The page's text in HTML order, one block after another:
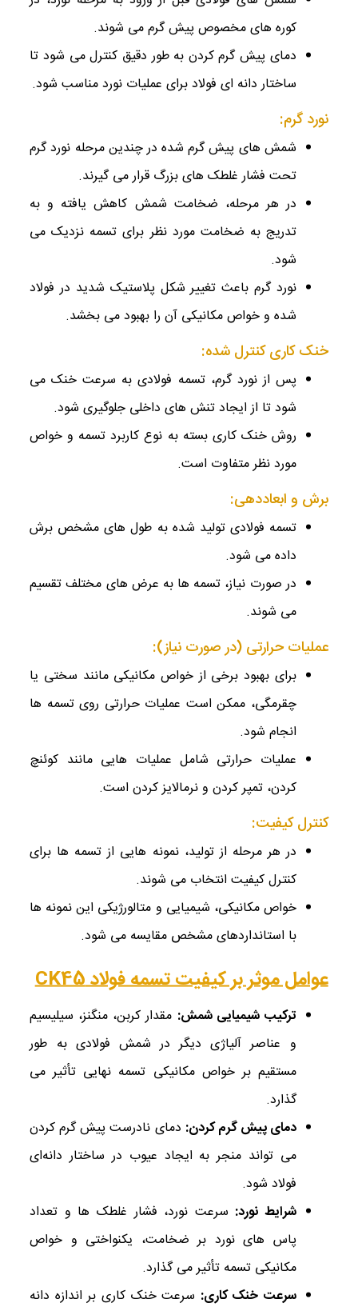
کوره ‌های مخصوص پیش گرم می‌ شوند.
دمای پیش گرم کردن به طور دقیق کنترل می ‌شود تا
ساختار دانه ‌ای فولاد برای عملیات نورد مناسب شود.
نورد گرم:
شمش‌ های پیش گرم شده در چندین مرحله نورد گرم
تحت فشار غلطک‌ های بزرگ قرار می ‌گیرند.
در هر مرحله، ضخامت شمش کاهش یافته و به
تدریج به ضخامت مورد نظر برای تسمه نزدیک می
‌شود.
نورد گرم باعث تغییر شکل پلاستیک شدید در فولاد
شده و خواص مکانیکی آن را بهبود می ‌بخشد.
خنک کاری کنترل شده:
پس از نورد گرم، تسمه فولادی به سرعت خنک می‌
شود تا از ایجاد تنش‌ های داخلی جلوگیری شود.
روش خنک کاری بسته به نوع کاربرد تسمه و خواص
مورد نظر متفاوت است.
برش و ابعاددهی:
تسمه فولادی تولید شده به طول ‌های مشخص برش
داده می ‌شود.
در صورت نیاز، تسمه‌ ها به عرض‌ های مختلف تقسیم
می‌ شوند.
عملیات حرارتی (در صورت نیاز):
برای بهبود برخی از خواص مکانیکی مانند سختی یا
چقرمگی، ممکن است عملیات حرارتی روی تسمه‌ ها
انجام شود.
عملیات حرارتی شامل عملیات‌ هایی مانند کوئنچ
کردن، تمپر کردن و نرمالایز کردن است.
کنترل کیفیت:
در هر مرحله از تولید، نمونه ‌هایی از تسمه‌ ها برای
کنترل کیفیت انتخاب می‌ شوند.
خواص مکانیکی، شیمیایی و متالورژیکی این نمونه‌ ها
با استانداردهای مشخص مقایسه می ‌شود.
عوامل موثر بر کیفیت تسمه فولاد CK45
ترکیب شیمیایی شمش: مقدار کربن، منگنز، سیلیسیم
و عناصر آلیاژی دیگر در شمش فولادی به طور
مستقیم بر خواص مکانیکی تسمه نهایی تأثیر می‌
گذارد.
دمای پیش گرم کردن: دمای نادرست پیش گرم کردن
می ‌تواند منجر به ایجاد عیوب در ساختار دانه‌ای
فولاد شود.
شرایط نورد: سرعت نورد، فشار غلطک‌ ها و تعداد
پاس‌ های نورد بر ضخامت، یکنواختی و خواص
مکانیکی تسمه تأثیر می ‌گذارد.
سرعت خنک کاری: سرعت خنک کاری بر اندازه دانه